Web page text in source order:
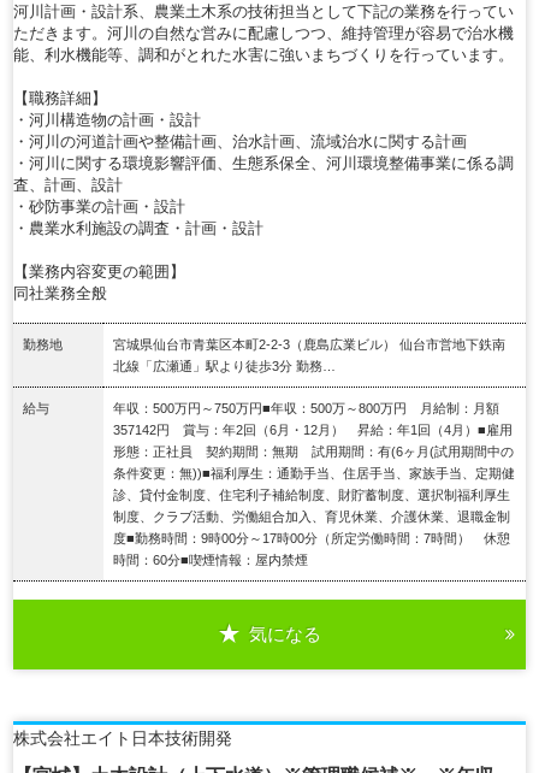
河川計画・設計系、農業土木系の技術担当として下記の業務を行ってい
ただきます。河川の自然な営みに配慮しつつ、維持管理が容易で治水機
能、利水機能等、調和がとれた水害に強いまちづくりを行っています。
【職務詳細】
・河川構造物の計画・設計
・河川の河道計画や整備計画、治水計画、流域治水に関する計画
・河川に関する環境影響評価、生態系保全、河川環境整備事業に係る調
査、計画、設計
・砂防事業の計画・設計
・農業水利施設の調査・計画・設計
【業務内容変更の範囲】
同社業務全般
勤務地
宮城県仙台市青葉区本町2-2-3（鹿島広業ビル） 仙台市営地下鉄南
北線「広瀬通」駅より徒歩3分 勤務…
給与
年収：500万円～750万円■年収：500万～800万円 月給制：月額
357142円 賞与：年2回（6月・12月） 昇給：年1回（4月）■雇用
形態：正社員 契約期間：無期 試用期間：有(6ヶ月(試用期間中の
条件変更：無))■福利厚生：通勤手当、住居手当、家族手当、定期健
診、貸付金制度、住宅利子補給制度、財貯蓄制度、選択制福利厚生
制度、クラブ活動、労働組合加入、育児休業、介護休業、退職金制
度■勤務時間：9時00分～17時00分（所定労働時間：7時間） 休憩
時間：60分■喫煙情報：屋内禁煙
気になる
株式会社エイト日本技術開発